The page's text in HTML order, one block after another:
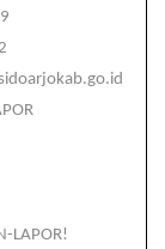
LAPOR!